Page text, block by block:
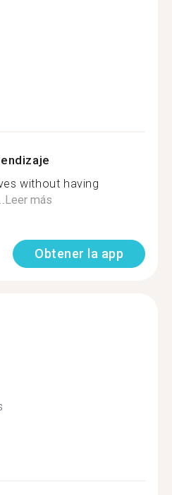
without having
Leer más
Obtener la app